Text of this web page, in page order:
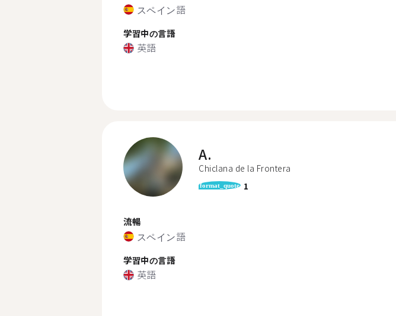
スペイン語
学習中の言語
英語
A.
Chiclana de la Frontera
format_quote 1
流暢
スペイン語
学習中の言語
英語